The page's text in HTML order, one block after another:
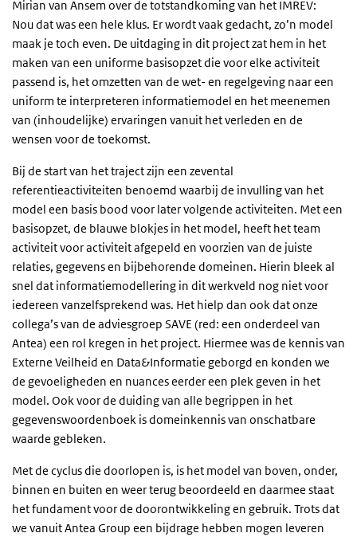
Mirian van Ansem over de totstandkoming van het IMREV:
Nou dat was een hele klus. Er wordt vaak gedacht, zo’n model
maak je toch even. De uitdaging in dit project zat hem in het
maken van een uniforme basisopzet die voor elke activiteit
passend is, het omzetten van de wet- en regelgeving naar een
uniform te interpreteren informatiemodel en het meenemen
van (inhoudelijke) ervaringen vanuit het verleden en de
wensen voor de toekomst.
Bij de start van het traject zijn een zevental
referentieactiviteiten benoemd waarbij de invulling van het
model een basis bood voor later volgende activiteiten. Met een
basisopzet, de blauwe blokjes in het model, heeft het team
activiteit voor activiteit afgepeld en voorzien van de juiste
relaties, gegevens en bijbehorende domeinen. Hierin bleek al
snel dat informatiemodellering in dit werkveld nog niet voor
iedereen vanzelfsprekend was. Het hielp dan ook dat onze
collega’s van de adviesgroep SAVE (red: een onderdeel van
Antea) een rol kregen in het project. Hiermee was de kennis van
Externe Veilheid en Data&Informatie geborgd en konden we
de gevoeligheden en nuances eerder een plek geven in het
model. Ook voor de duiding van alle begrippen in het
gegevenswoordenboek is domeinkennis van onschatbare
waarde gebleken.
Met de cyclus die doorlopen is, is het model van boven, onder,
binnen en buiten en weer terug beoordeeld en daarmee staat
het fundament voor de doorontwikkeling en gebruik. Trots dat
we vanuit Antea Group een bijdrage hebben mogen leveren